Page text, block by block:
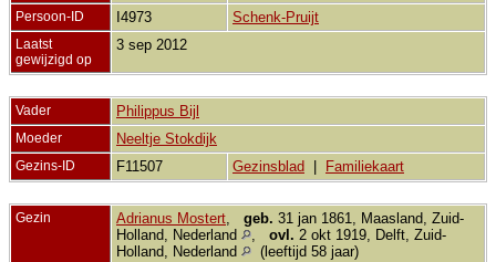
Persoon-ID I4973 Schenk-Pruijt
Laatst
gewijzigd op
3 sep 2012
Vader Philippus Bijl
Moeder Neeltje Stokdijk
Gezins-ID F11507 Gezinsblad Familiekaart
Gezin Adrianus Mostert, geb. 31 jan 1861, Maasland, Zuid-
Holland, Nederland
, ovl. 2 okt 1919, Delft, Zuid-
Holland, Nederland
(leeftijd 58 jaar)